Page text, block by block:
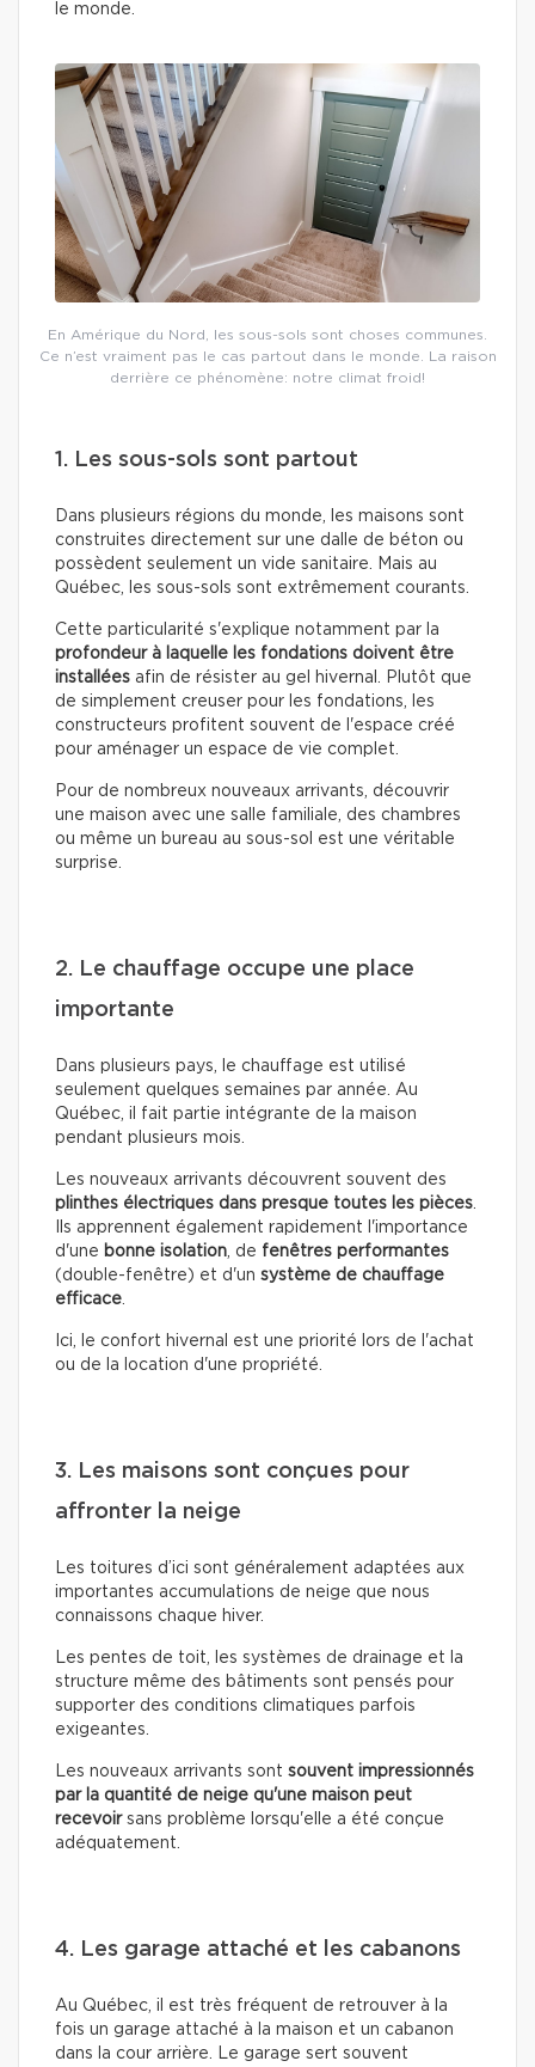
le monde.
En Amérique du Nord, les sous-sols sont choses communes.
Ce n’est vraiment pas le cas partout dans le monde. La raison
derrière ce phénomène: notre climat froid!
1. Les sous-sols sont partout
Dans plusieurs régions du monde, les maisons sont
construites directement sur une dalle de béton ou
possèdent seulement un vide sanitaire. Mais au
Québec, les sous-sols sont extrêmement courants.
Cette particularité s'explique notamment par la
profondeur à laquelle les fondations doivent être
installées afin de résister au gel hivernal. Plutôt que
de simplement creuser pour les fondations, les
constructeurs profitent souvent de l'espace créé
pour aménager un espace de vie complet.
Pour de nombreux nouveaux arrivants, découvrir
une maison avec une salle familiale, des chambres
ou même un bureau au sous-sol est une véritable
surprise.
2. Le chauffage occupe une place
importante
Dans plusieurs pays, le chauffage est utilisé
seulement quelques semaines par année. Au
Québec, il fait partie intégrante de la maison
pendant plusieurs mois.
Les nouveaux arrivants découvrent souvent des
plinthes électriques dans presque toutes les pièces.
Ils apprennent également rapidement l'importance
d'une bonne isolation, de fenêtres performantes
(double-fenêtre) et d'un système de chauffage
efficace.
Ici, le confort hivernal est une priorité lors de l'achat
ou de la location d'une propriété.
3. Les maisons sont conçues pour
affronter la neige
Les toitures d’ici sont généralement adaptées aux
importantes accumulations de neige que nous
connaissons chaque hiver.
Les pentes de toit, les systèmes de drainage et la
structure même des bâtiments sont pensés pour
supporter des conditions climatiques parfois
exigeantes.
Les nouveaux arrivants sont souvent impressionnés
par la quantité de neige qu'une maison peut
recevoirsans problème lorsqu'elle a été conçue
adéquatement.
4. Les garage attaché et les cabanons
Au Québec, il est très fréquent de retrouver à la
fois un garage attaché à la maison et un cabanon
dans la cour arrière. Le garage sert souvent